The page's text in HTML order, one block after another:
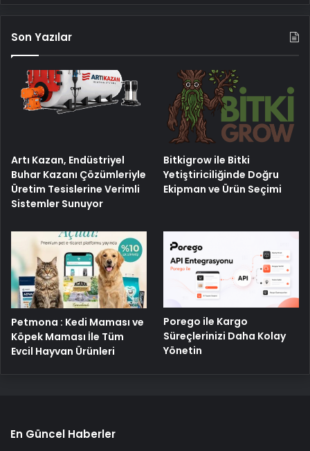
Son Yazılar
Artı Kazan, Endüstriyel
Buhar Kazanı Çözümleriyle
Üretim Tesislerine Verimli
Sistemler Sunuyor
Bitkigrow ile Bitki
Yetiştiriciliğinde Doğru
Ekipman ve Ürün Seçimi
Petmona : Kedi Maması ve
Köpek Maması İle Tüm
Evcil Hayvan Ürünleri
Porego ile Kargo
Süreçlerinizi Daha Kolay
Yönetin
En Güncel Haberler